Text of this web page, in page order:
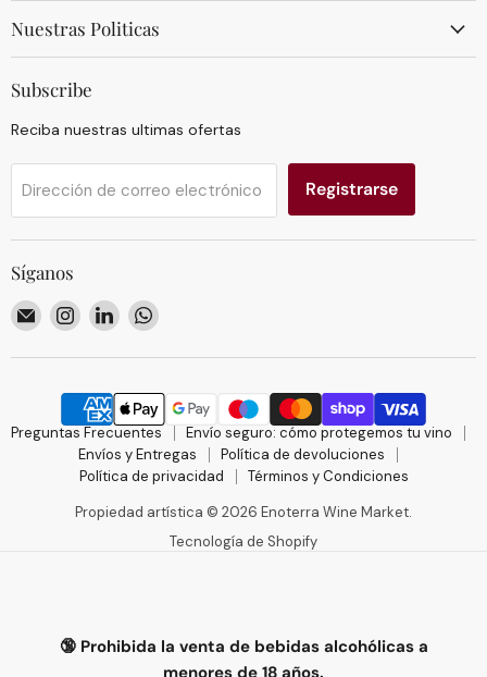
Nuestras Politicas
Subscribe
Reciba nuestras ultimas ofertas
Dirección de correo electrónico Registrarse
Síganos
Encuéntrenos
en
Correo
Encuéntrenos
en
Instagram
Encuéntrenos
en
LinkedIn
Encuéntrenos
WhatsApp
Preguntas Frecuentes
Envío seguro: cómo protegemos tu vino
Envíos y Entregas
Política de devoluciones
Política de privacidad
Términos y Condiciones
Propiedad artística © 2026 Enoterra Wine Market.
Tecnología de Shopify
🔞 Prohibida la venta de bebidas alcohólicas a